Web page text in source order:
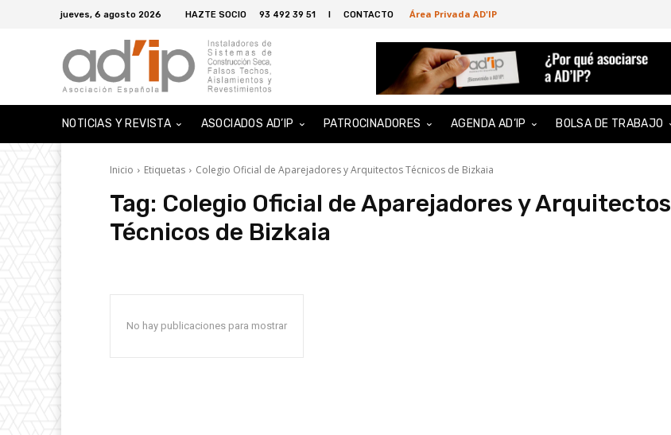
jueves, 6 agosto 2026 HAZTE SOCIO 93 492 39 51 I CONTACTO Área Privada AD'IP
NOTICIAS Y REVISTA ASOCIADOS AD’IP PATROCINADORES AGENDA AD’IP BOLSA DE TRABAJO
Inicio Etiquetas Colegio Oficial de Aparejadores y Arquitectos Técnicos de Bizkaia
Tag: Colegio Oficial de Aparejadores y Arquitectos
Técnicos de Bizkaia
No hay publicaciones para mostrar